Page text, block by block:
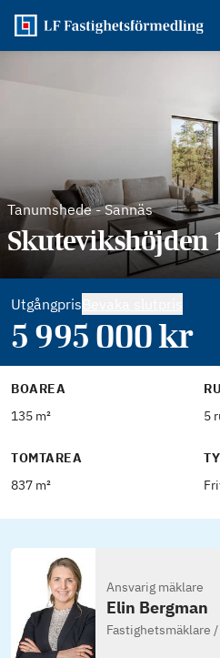
Tanumshede-Sannäs
Skutevikshöjden
Utgångpris
5 995 000kr
BOAREA
135 m²
5
TOMTAREA
837 m²
Ansvarig mäklare
Elin Bergman
Fastighetsmäklare